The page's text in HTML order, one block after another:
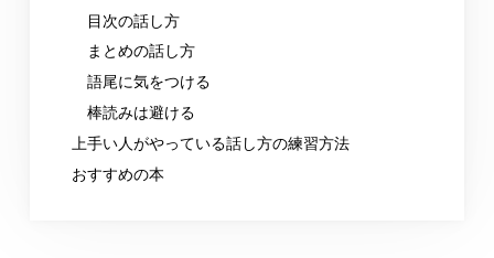
目次の話し方
まとめの話し方
語尾に気をつける
棒読みは避ける
上手い人がやっている話し方の練習方法
おすすめの本